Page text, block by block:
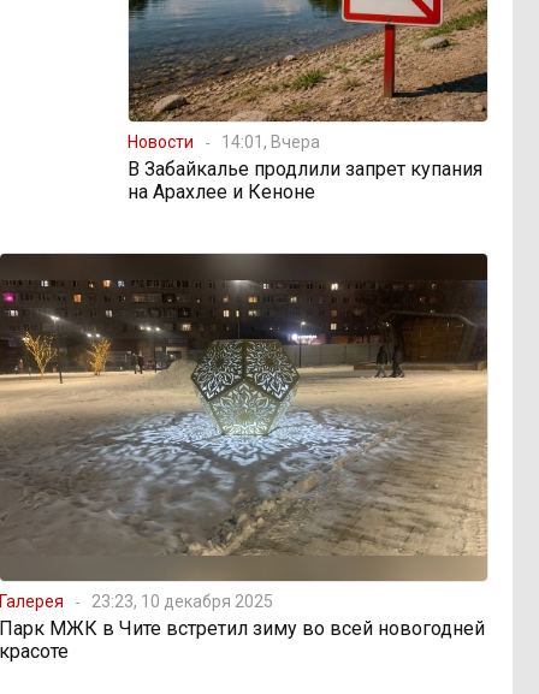
Новости 14:01, Вчера
В Забайкалье продлили запрет купания
на Арахлее и Кеноне
Галерея 23:23, 10 декабря 2025
Парк МЖК в Чите встретил зиму во всей новогодней
красоте